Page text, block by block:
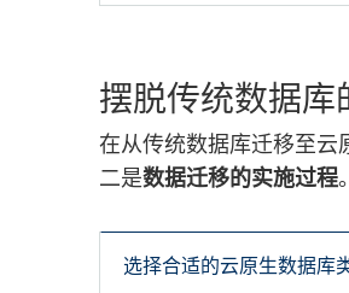
摆脱传统数据库
在从传统数据库迁移至云
二是数据迁移的实施过程。
选择合适的云原生数据库